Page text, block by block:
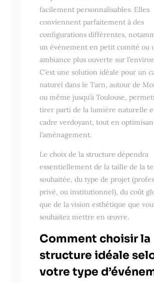
facilement personnalisables. Elles
conviennent parfaitement à des
configurations différentes,
un événement en petit comité ou
ambiance plus ouverte sur
C’est une solution idéale pour un
naturel dans le Tarn, autour de
ou même jusqu’à Toulouse,
tirer parti de la lumière naturelle
cadre verdoyant, tout en
l’aménagement.
Le choix de la structure dépendra
essentiellement de la taille de la
souhaitée, du type de projet
privé, ou institutionnel), du coût
que de la vision esthétique que
souhaitez mettre en œuvre.
Comment choisir la
structure idéale
votre type